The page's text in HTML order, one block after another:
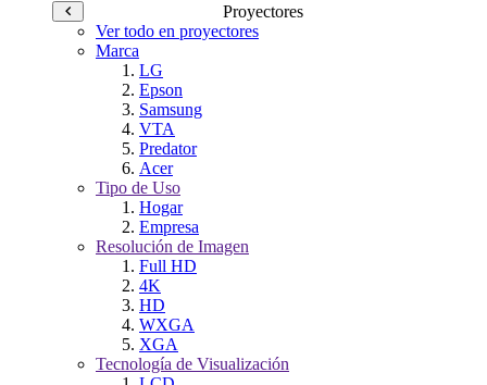
Proyectores
Ver todo en proyectores
Marca
LG
Epson
Samsung
VTA
Predator
Acer
Tipo de Uso
Hogar
Empresa
Resolución de Imagen
Full HD
4K
HD
WXGA
XGA
Tecnología de Visualización